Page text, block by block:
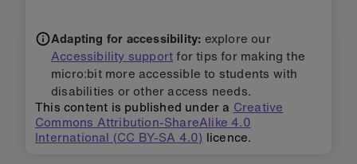
Adapting for accessibility: explore our
Accessibility supportfor tips for making the
micro:bit more accessible to students with
disabilities or other access needs.
This content is published under a Creative
Commons Attribution-ShareAlike 4.0
International (CC BY-SA 4.0) licence.